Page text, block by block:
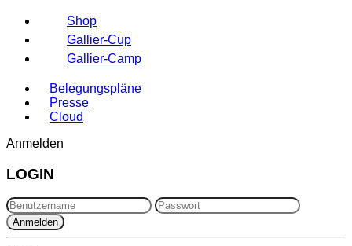
Shop
Gallier-Cup
Gallier-Camp
Belegungspläne
Presse
Cloud
Anmelden
LOGIN